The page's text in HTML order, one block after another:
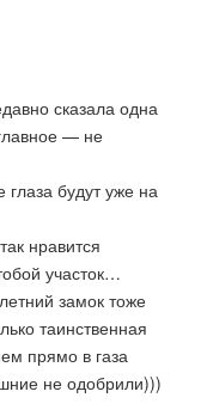
сказала одна
— не
будут уже на
нравится
участок…
замок тоже
таинственная
прямо в газа
не одобрили)))